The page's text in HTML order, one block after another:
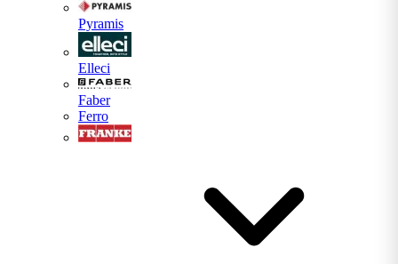
Pyramis
Elleci
Faber
Ferro